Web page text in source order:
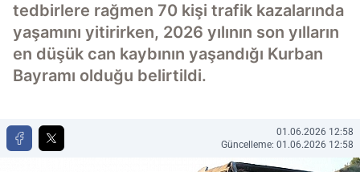
tedbirlere rağmen 70 kişi trafik kazalarında
yaşamını yitirirken, 2026 yılının son yılların
en düşük can kaybının yaşandığı Kurban
Bayramı olduğu belirtildi.
01.06.2026 12:58
Güncelleme: 01.06.2026 12:58